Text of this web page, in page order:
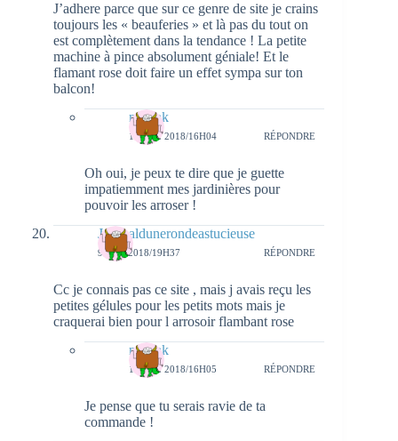
J’adhere parce que sur ce genre de site je crains
toujours les « beauferies » et là pas du tout on
est complètement dans la tendance ! La petite
machine à pince absolument géniale! Et le
flamant rose doit faire un effet sympa sur ton
balcon!
natieak
13 MAI 2018/16H04 RÉPONDRE
Oh oui, je peux te dire que je guette
impatiemment mes jardinières pour
pouvoir les arroser !
Journaldunerondeastucieuse
9 MAI 2018/19H37 RÉPONDRE
Cc je connais pas ce site , mais j avais reçu les
petites gélules pour les petits mots mais je
craquerai bien pour l arrosoir flambant rose
natieak
13 MAI 2018/16H05 RÉPONDRE
Je pense que tu serais ravie de ta
commande !